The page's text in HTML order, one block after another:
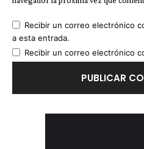
Recibir un correo electrónico
a esta entrada.
Recibir un correo electrónico